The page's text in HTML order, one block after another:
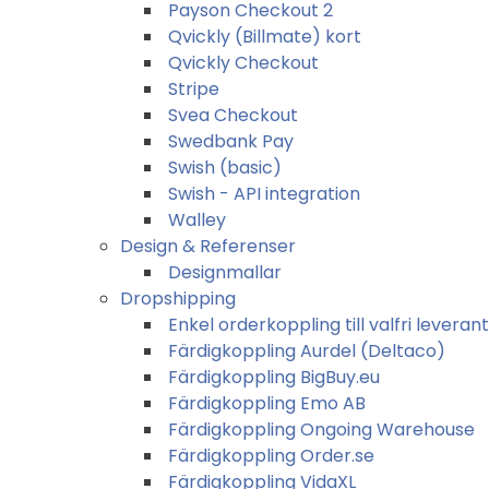
Payson Checkout 2
Qvickly (Billmate) kort
Qvickly Checkout
Stripe
Svea Checkout
Swedbank Pay
Swish (basic)
Swish - API integration
Walley
Design & Referenser
Designmallar
Dropshipping
Enkel orderkoppling till valfri
Färdigkoppling Aurdel (Deltaco)
Färdigkoppling BigBuy.eu
Färdigkoppling Emo AB
Färdigkoppling Ongoing Warehouse
Färdigkoppling Order.se
Färdigkoppling VidaXL